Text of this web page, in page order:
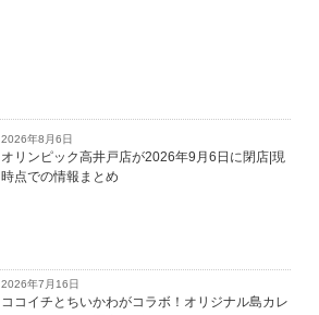
2026年8月6日
オリンピック高井戸店が2026年9月6日に閉店|現
時点での情報まとめ
2026年7月16日
ココイチとちいかわがコラボ！オリジナル島カレ